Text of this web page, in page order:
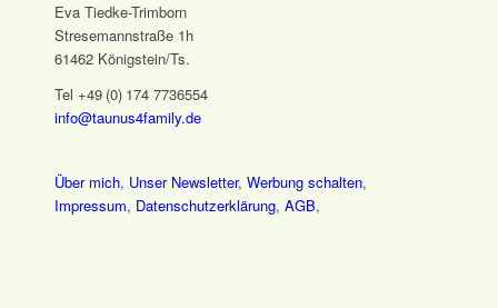
Eva Tiedke-Trimborn
Stresemannstraße 1h
61462 Königstein/Ts.
Tel +49 (0) 174 7736554
info@taunus4family.de
Über mich, Unser Newsletter, Werbung schalten,
Impressum, Datenschutz­erklärung, AGB,